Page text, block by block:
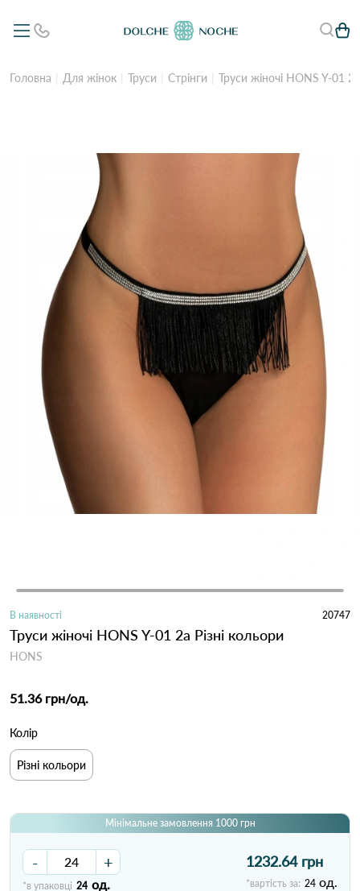
Головна Для жінок Труси Стрінги Труси жіночі HONS Y-01
В наявності 20747
Труси жіночі HONS Y-01 2а Різні кольори
HONS
51.36 грн/од.
Колір
Різні кольори
Мінімальне замовлення 1000 грн
- +
*в упаковці 24 од.
1232.64 грн
*вартість за: 24 од.